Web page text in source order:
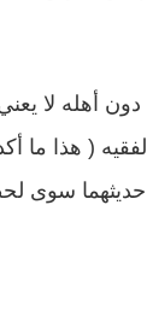
أهله لا يعني
( هذا ما
حديثهما سوى